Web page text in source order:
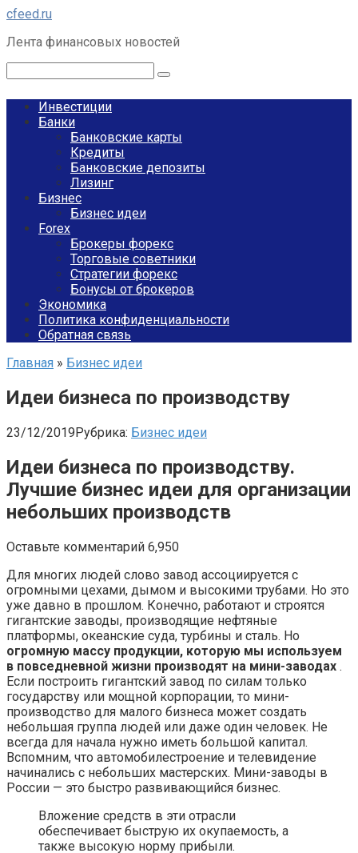
Перейти
контенту
cfeed.ru
Лента финансовых новостей
Инвестиции
Банки
Банковские карты
Кредиты
Банковские депозиты
Лизинг
Бизнес
Бизнес идеи
Forex
Брокеры форекс
Торговые советники
Стратегии форекс
Бонусы от брокеров
Экономика
Политика конфиденциальности
Обратная связь
Главная » Бизнес идеи
Идеи бизнеса по производству
23/12/2019Рубрика: Бизнес идеи
Идеи бизнеса по производству.
Лучшие бизнес идеи для организации
небольших производств
Оставьте комментарий 6,950
Для многих людей слово завод ассоциируется с
огромными цехами, дымом и высокими трубами. Но это
уже давно в прошлом. Конечно, работают и строятся
гигантские заводы, производящие нефтяные
платформы, океанские суда, турбины и сталь. Но
огромную массу продукции, которую мы используем
в повседневной жизни производят на мини-заводах .
Если построить гигантский завод по силам только
государству или мощной корпорации, то мини-
производство для малого бизнеса может создать
небольшая группа людей или даже один человек. Не
всегда для начала нужно иметь большой капитал.
Вспомним, что автомобилестроение и телевидение
начинались с небольших мастерских. Мини-заводы в
России — это быстро развивающийся бизнес.
Вложение средств в эти отрасли
обеспечивает быструю их окупаемость, а
также высокую норму прибыли.